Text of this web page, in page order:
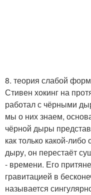
8. теория слабой
Стивен хокинг на
работал с чёрными
мы о них знаем,
чёрной дыры
как только какой-либо
дыру, он перестаёт
- времени. Его
гравитацией в
называется